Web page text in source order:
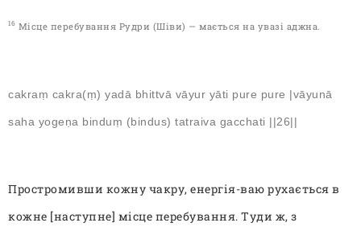
16 Місце перебування Рудри (Шіви) — мається на увазі аджна
cakraṃ cakra(ṃ) yadā bhittvā vāyur yāti pure pure |vāyunā
saha yogeṇa binduṃ (bindus) tatraiva gacchati ||26||
Простромивши кожну чакру, енергія-ваю рухається в
кожне [наступне] місце перебування. Туди ж, з